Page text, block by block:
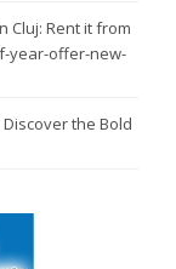
Cluj: Rent it from
year-offer-new-
the Bold